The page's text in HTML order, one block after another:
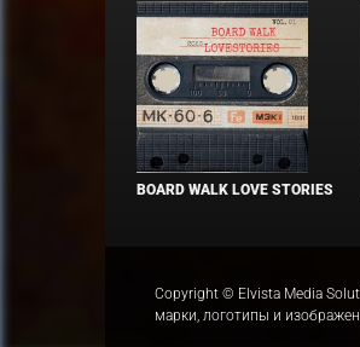
BOARD WALK LOVE STORIES
Copyright © Elvista Media
марки, логотипы и